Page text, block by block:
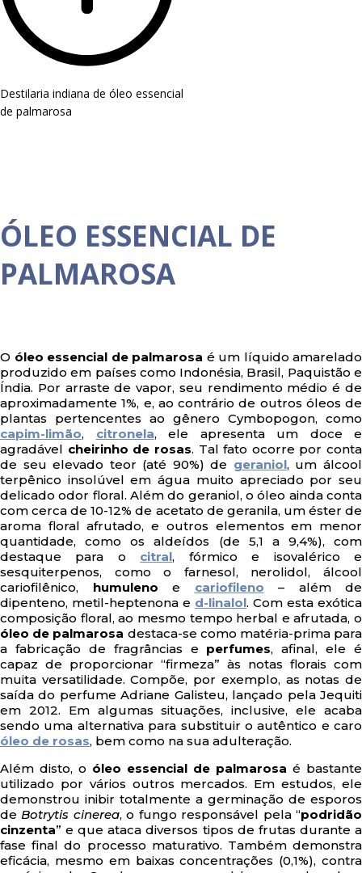
Destilaria indiana de óleo essencial
de palmarosa
ÓLEO ESSENCIAL DE
PALMAROSA
O óleo essencial de palmarosa é um líquido amarelado
produzido em países como Indonésia, Brasil, Paquistão e
Índia. Por arraste de vapor, seu rendimento médio é de
aproximadamente 1%, e, ao contrário de outros óleos de
plantas pertencentes ao gênero Cymbopogon, como
capim-limão, citronela, ele apresenta um doce e
agradável cheirinho de rosas. Tal fato ocorre por conta
de seu elevado teor (até 90%) de geraniol, um álcool
terpênico insolúvel em água muito apreciado por seu
delicado odor floral. Além do geraniol, o óleo ainda conta
com cerca de 10-12% de acetato de geranila, um éster de
aroma floral afrutado, e outros elementos em menor
quantidade, como os aldeídos (de 5,1 a 9,4%), com
destaque para o citral, fórmico e isovalérico e
sesquiterpenos, como o farnesol, nerolidol, álcool
cariofilênico, humuleno e cariofileno – além de
dipenteno, metil-heptenona e d-linalol. Com esta exótica
composição floral, ao mesmo tempo herbal e afrutada, o
óleo de palmarosa destaca-se como matéria-prima para
a fabricação de fragrâncias e perfumes, afinal, ele é
capaz de proporcionar “firmeza” às notas florais com
muita versatilidade. Compõe, por exemplo, as notas de
saída do perfume Adriane Galisteu, lançado pela Jequiti
em 2012. Em algumas situações, inclusive, ele acaba
sendo uma alternativa para substituir o autêntico e caro
óleo de rosas, bem como na sua adulteração.
Além disto, o óleo essencial de palmarosa é bastante
utilizado por vários outros mercados. Em estudos, ele
demonstrou inibir totalmente a germinação de esporos
deBotrytis cinerea, o fungo responsável pela “podridão
cinzenta” e que ataca diversos tipos de frutas durante a
fase final do processo maturativo. Também demonstra
eficácia, mesmo em baixas concentrações (0,1%), contra